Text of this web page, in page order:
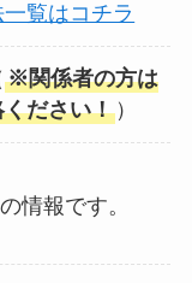
覧はコチラ
※関係者の方は
ださい！ ）
情報です。